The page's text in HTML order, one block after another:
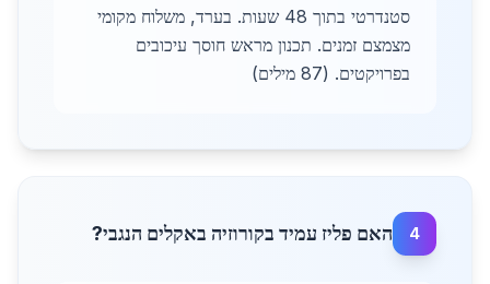
סטנדרטי בתוך 48 שעות. בערד, משלוח מקומי
מצמצם זמנים. תכנון מראש חוסך עיכובים
בפרויקטים. (87 מילים)
4 האם פליז עמיד בקורוזיה באקלים הנגבי?